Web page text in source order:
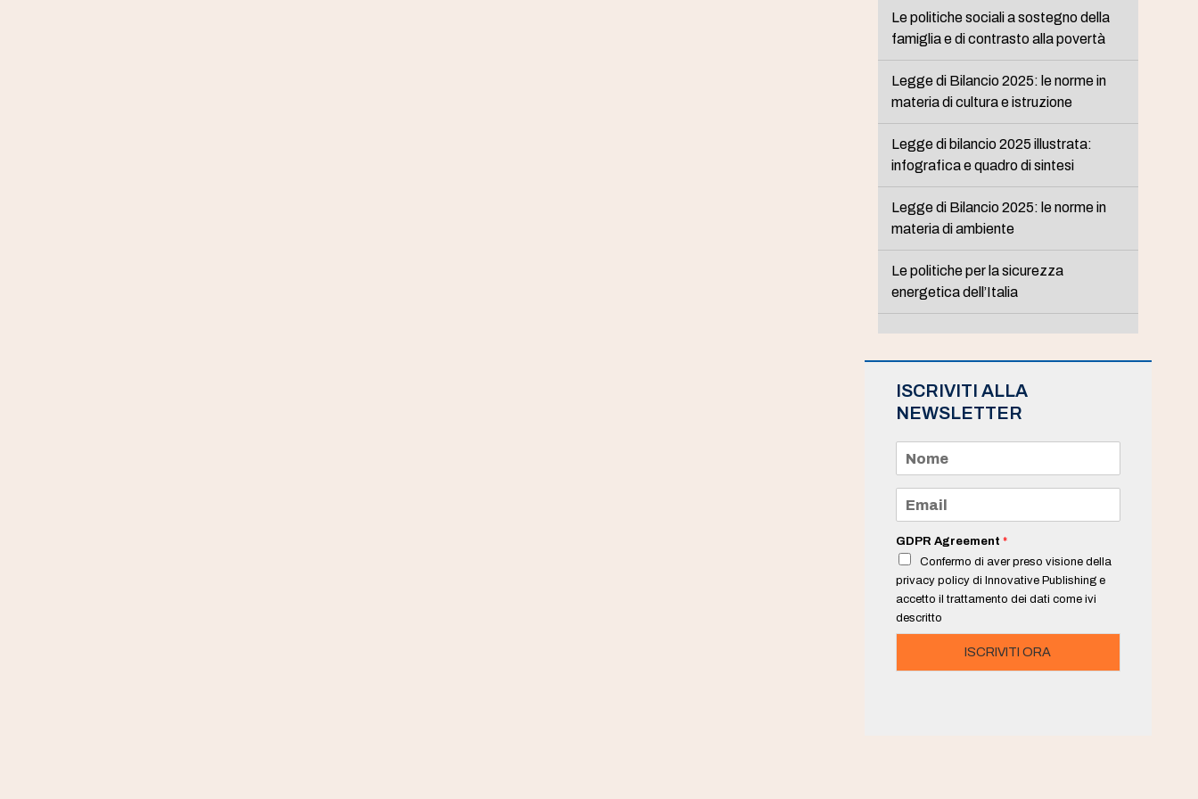
Le politiche sociali a sostegno della
famiglia e di contrasto alla povertà
Legge di Bilancio 2025: le norme in
materia di cultura e istruzione
Legge di bilancio 2025 illustrata:
infografica e quadro di sintesi
Legge di Bilancio 2025: le norme in
materia di ambiente
Le politiche per la sicurezza
energetica dell’Italia
ISCRIVITI ALLA
NEWSLETTER
m
e
a
i
*
GDPR Agreement *
Confermo di aver preso visione della
privacy policy di Innovative Publishing e
accetto il trattamento dei dati come ivi
descritto
ISCRIVITI ORA